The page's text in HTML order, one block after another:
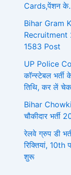
Cards,पेंशन
Bihar Gram
1583 Post
UP Police
कॉन्स्टेबल भर्ती
तिथि, कर लें चेक
Bihar
चौकीदार भर्ती
रेलवे ग्रुप डी
रिक्तियां,
शुरू